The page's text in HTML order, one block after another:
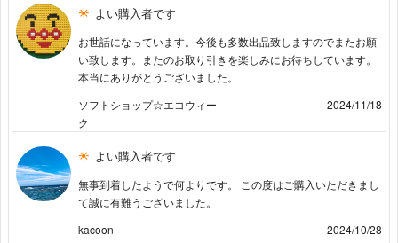
よい購入者です
お世話になっています。今後も多数出品致しますのでまたお願
い致します。またのお取り引きを楽しみにお待ちしています。
本当にありがとうございました。
ソフトショップ☆エコウィー
ク
2024/11/18
よい購入者です
無事到着したようで何よりです。 この度はご購入いただきまし
て誠に有難うございました。
kacoon
2024/10/28